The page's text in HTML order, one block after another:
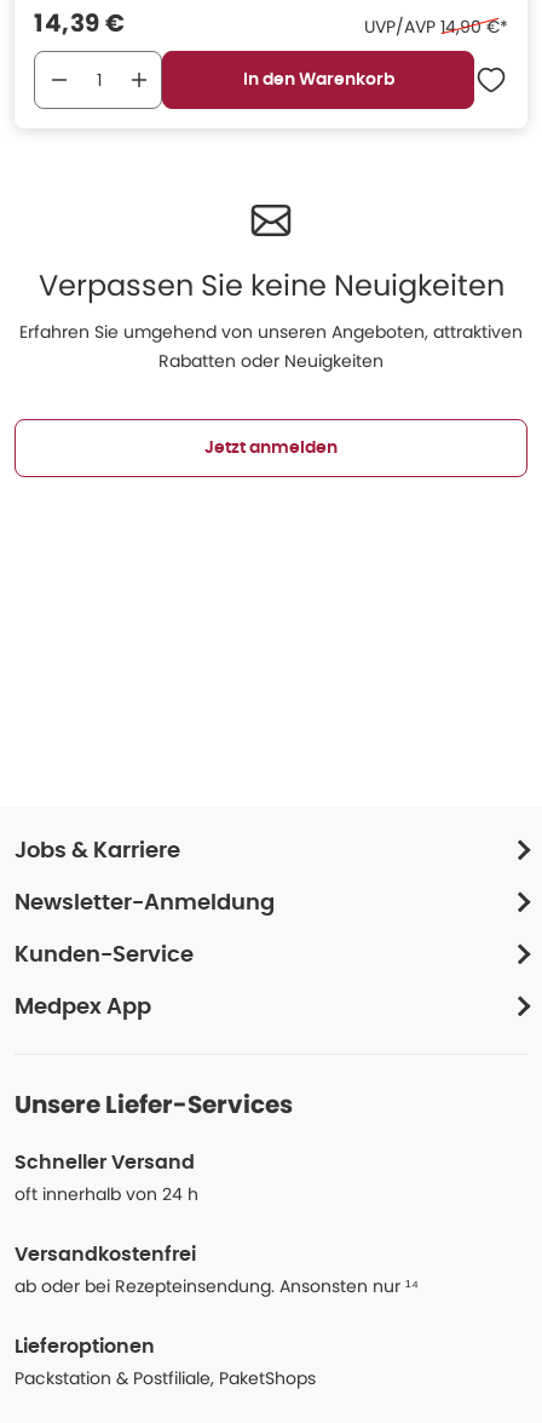
Verkaufspreis
14,39 € UVP/AVP Ehemaliger
14,90 €*
In den Warenkorb
Verpassen Sie keine Neuigkeiten
Erfahren Sie umgehend von unseren Angeboten, attraktiven
Rabatten oder Neuigkeiten
Jetzt anmelden
Jobs & Karriere
Newsletter-Anmeldung
Kunden-Service
Medpex App
Unsere Liefer-Services
Schneller Versand
oft innerhalb von 24 h
Versandkostenfrei
ab oder bei Rezepteinsendung. Ansonsten nur ¹⁴
Lieferoptionen
Packstation & Postfiliale, PaketShops